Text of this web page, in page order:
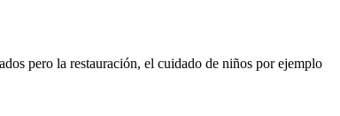
pero la restauración, el cuidado de niños por ejemplo